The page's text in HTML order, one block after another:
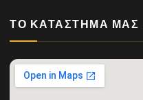
ΤΟ ΚΑΤΆΣΤΗΜΆ ΜΑΣ